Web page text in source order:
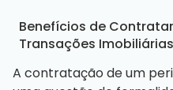
Benefícios de
Transações Imobiliárias
A contratação de um